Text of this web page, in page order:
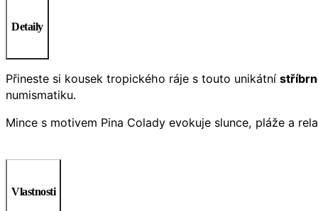
Detaily
Přineste si kousek tropického ráje s touto unikátní
numismatiku.
Mince s motivem Pina Colady evokuje slunce, pláže a
Vlastnosti